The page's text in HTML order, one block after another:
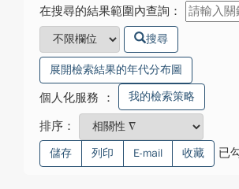
在搜尋的結果範圍內查詢：
搜尋
展開檢索結果的年代分布圖
個人化服務 ： 我的檢索策略
排序：
儲存 列印 E-mail 收藏 已